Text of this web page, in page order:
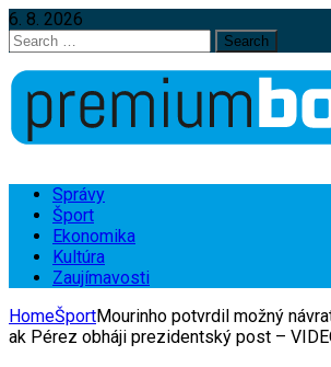
6. 8. 2026
Search
for:
Správy
Šport
Ekonomika
Kultúra
Zaujímavosti
HomeŠportMourinho potvrdil možný
ak Pérez obháji prezidentský post –